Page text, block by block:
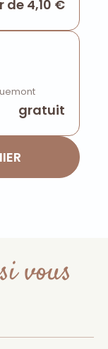
de 4,10 €
gratuit
vous